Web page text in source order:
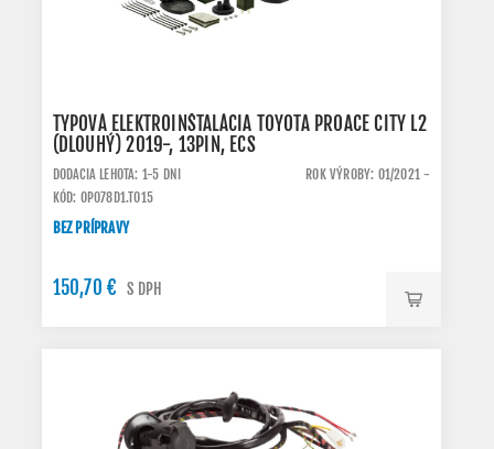
TYPOVÁ ELEKTROINŠTALÁCIA TOYOTA PROACE CITY L2
(DLOUHÝ) 2019-, 13PIN, ECS
DODACIA LEHOTA: 1-5 DNI
ROK VÝROBY: 01/2021 -
KÓD: OP078D1.TO15
BEZ PRÍPRAVY
150,70 € S DPH